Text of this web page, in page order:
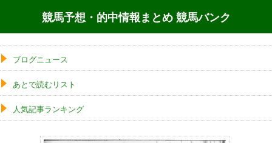
競馬予想・的中情報まとめ 競馬バンク
ブログニュース
あとで読むリスト
人気記事ランキング